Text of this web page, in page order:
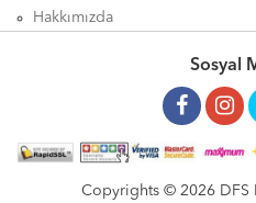
Hakkımızda
Sosyal
Copyrights © 2026 DFS